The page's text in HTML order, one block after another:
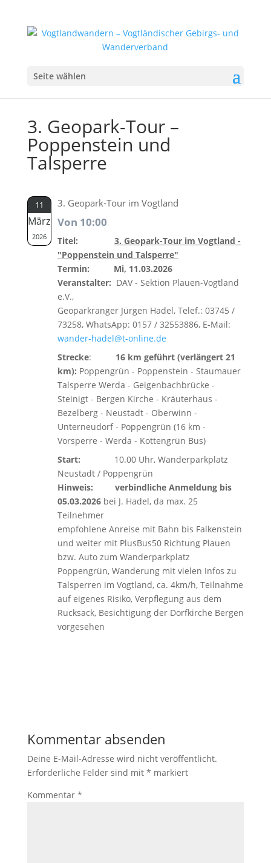
Seite wählen
3. Geopark-Tour –
Poppenstein und
Talsperre
11
März
2026
3. Geopark-Tour im Vogtland
Von 10:00
Titel: 3. Geopark-Tour im Vogtland -
"Poppenstein und Talsperre"
Termin:
Mi, 11.03.2026
Veranstalter: DAV - Sektion Plauen-Vogtland
e.V.,
Geoparkranger Jürgen Hadel, Telef.: 03745 /
73258, WhatsApp: 0157 / 32553886, E-Mail:
wander-hadel@t-online.de
Strecke: 16 km geführt (verlängert 21
km): Poppengrün - Poppenstein - Staumauer
Talsperre Werda - Geigenbachbrücke -
Steinigt - Bergen Kirche - Kräuterhaus -
Bezelberg - Neustadt - Oberwinn -
Unterneudorf - Poppengrün (16 km -
Vorsperre - Werda - Kottengrün Bus)
Start: 10.00 Uhr, Wanderparkplatz
Neustadt / Poppengrün
Hinweis:
verbindliche Anmeldung bis
05.03.2026bei J. Hadel, da max. 25
Teilnehmer
empfohlene Anreise mit Bahn bis Falkenstein
und weiter mit PlusBus50 Richtung Plauen
bzw. Auto zum Wanderparkplatz
Poppengrün, Wanderung mit vielen Infos zu
Talsperren im Vogtland, ca. 4km/h, Teilnahme
auf eigenes Risiko, Verpflegung aus dem
Rucksack, Besichtigung der Dorfkirche Bergen
vorgesehen
Kommentar absenden
Deine E-Mail-Adresse wird nicht veröffentlicht.
Erforderliche Felder sind mit * markiert
Kommentar *